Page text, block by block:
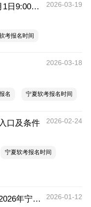
2026上半年宁夏软考报名时间4月1日9:00至4月15日17:00 2026-03-19
考报名时间
2026-03-18
名 宁夏软考报名时间
口及条件 2026-02-24
宁夏软考报名时间
2026年宁夏软考什么时候报名？2026年宁夏软考报名时间及流程 2026-01-12